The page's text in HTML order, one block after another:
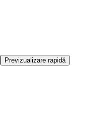
Previzualizare rapidă